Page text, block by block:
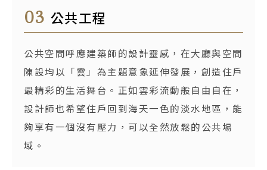
03 公共工程
公共空間呼應建築師的設計靈感，在大廳與空間
陳設均以「雲」為主題意象延伸發展，創造住戶
最精彩的生活舞台。正如雲彩流動般自由自在，
設計師也希望住戶回到海天一色的淡水地區，能
夠享有一個沒有壓力，可以全然放鬆的公共場
域。